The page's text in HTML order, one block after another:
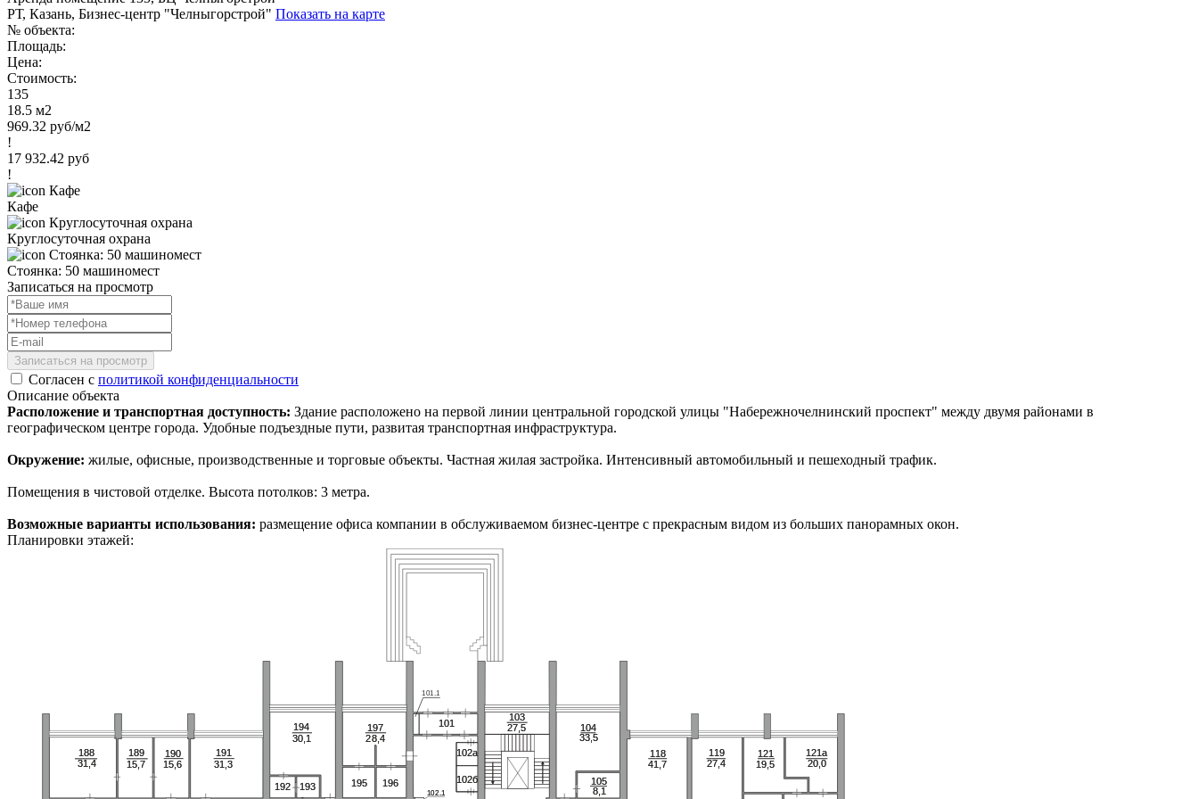
РТ, Казань, Бизнес-центр "Челныгорстрой" Показать на карте
№ объекта:
Площадь:
Цена:
Стоимость:
135
18.5 м2
969.32 руб/м2
!
17 932.42 руб
!
Кафе
Круглосуточная охрана
Стоянка: 50 машиномест
Записаться на просмотр
Записаться на просмотр
Согласен с политикой конфиденциальности
Описание объекта
Расположение и транспортная доступность: Здание расположено на первой линии центральной городской улицы "Набережночелнинский проспект" между двумя районами в
географическом центре города. Удобные подъездные пути, развитая транспортная инфраструктура.
Окружение: жилые, офисные, производственные и торговые объекты. Частная жилая застройка. Интенсивный автомобильный и пешеходный трафик.
Помещения в чистовой отделке. Высота потолков: 3 метра.
Возможные варианты использования: размещение офиса компании в обслуживаемом бизнес-центре с прекрасным видом из больших панорамных окон.
Планировки этажей:
194
191
190
189
188 121а
121
119
118
197 104
105
195 196
193
101
102а
102б
192
30,1
31,3
15,6
15,7
31,4 20,0
19,5
27,4
41,7
28,4 33,5
8,1
103
27,5
102.1
194
191
190
189
188 121а
121
119
118
197 104
105
195 196
193
101
102а
102б
192
30,1
31,3
15,6
15,7
31,4 20,0
19,5
27,4
41,7
28,4 33,5
8,1
103
27,5
102.1
101.1